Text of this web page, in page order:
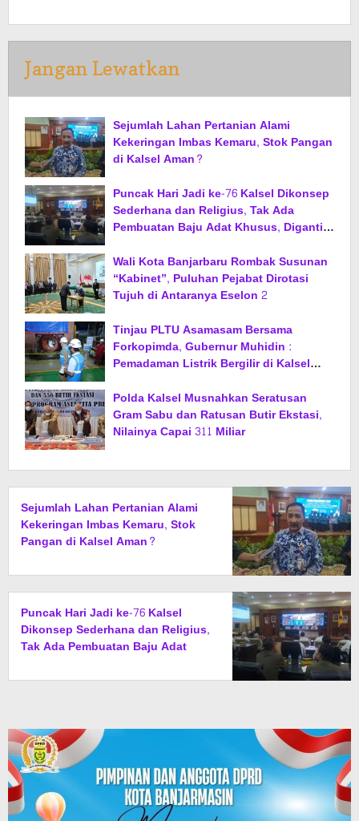
Jangan Lewatkan
Sejumlah Lahan Pertanian Alami
Kekeringan Imbas Kemaru, Stok Pangan
di Kalsel Aman?
Puncak Hari Jadi ke-76 Kalsel Dikonsep
Sederhana dan Religius, Tak Ada
Pembuatan Baju Adat Khusus, Diganti
Wali Kota Banjarbaru Rombak Susunan
“Kabinet”, Puluhan Pejabat Dirotasi
Tujuh di Antaranya Eselon 2
Tinjau PLTU Asamasam Bersama
Forkopimda, Gubernur Muhidin :
Pemadaman Listrik Bergilir di Kalsel
Polda Kalsel Musnahkan Seratusan
Gram Sabu dan Ratusan Butir Ekstasi,
Nilainya Capai 311 Miliar
Sejumlah Lahan Pertanian Alami
Kekeringan Imbas Kemaru, Stok
Pangan di Kalsel Aman?
Puncak Hari Jadi ke-76 Kalsel
Dikonsep Sederhana dan Religius,
Tak Ada Pembuatan Baju Adat